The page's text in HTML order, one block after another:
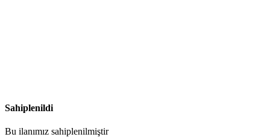
Sahiplenildi
Bu ilanımız sahiplenilmiştir